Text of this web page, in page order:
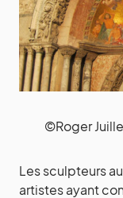
©Roger
Les sculpteurs
artistes ayant